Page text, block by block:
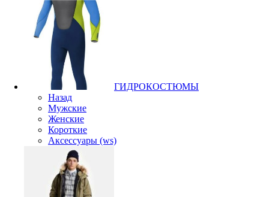
ГИДРОКОСТЮМЫ
Назад
Мужские
Женские
Короткие
Аксессуары (ws)